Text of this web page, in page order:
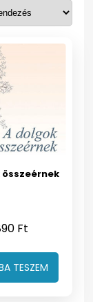
Ft
TESZEM